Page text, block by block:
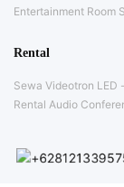
Entertainment Room
Rental
Sewa Videotron LED
Rental Audio